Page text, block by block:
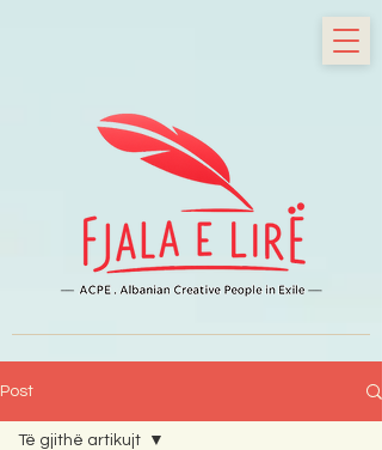
Post
Të gjithë artikujt